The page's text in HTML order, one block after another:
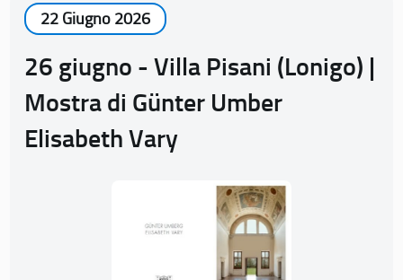
22 Giugno 2026
26 giugno - Villa Pisani (Lonigo) |
Mostra di Günter Umber
Elisabeth Vary